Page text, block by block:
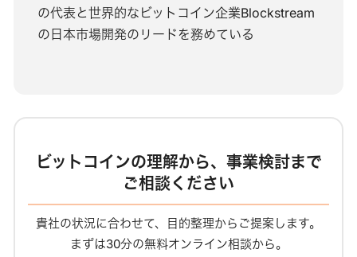
の代表と世界的なビットコイン企業Blockstream
の日本市場開発のリードを務めている
ビットコインの理解から、事業検討まで
ご相談ください
貴社の状況に合わせて、目的整理からご提案します。
まずは30分の無料オンライン相談から。